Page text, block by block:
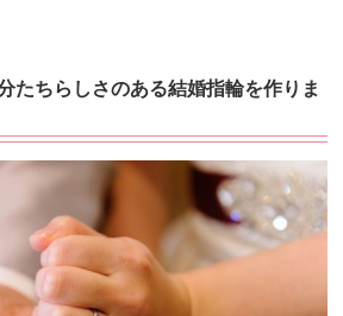
たちらしさのある結婚指輪を作りま